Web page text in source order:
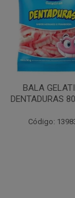
BALA
DENTADURAS
Código: